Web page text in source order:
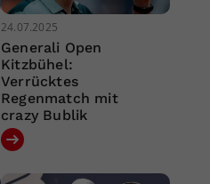
24.07.2025
Generali Open
Kitzbühel:
Verrücktes
Regenmatch mit
crazy Bublik